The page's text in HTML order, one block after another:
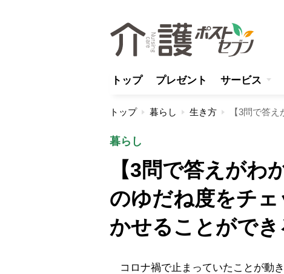
トップ プレゼント サービス
トップ 暮らし 生き方
暮らし
【3問で答えがわ
のゆだね度をチ
かせることができ
コロナ禍で止まっていたことが動